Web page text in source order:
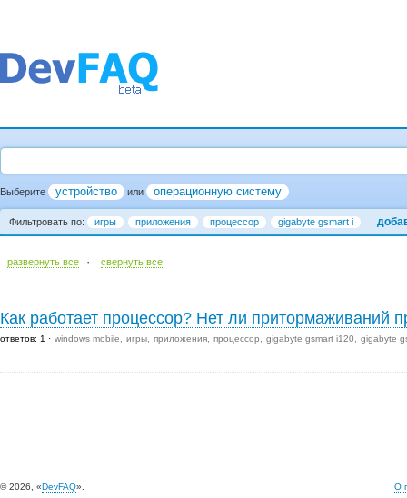
Выберите устройство или операционную систему
Фильтровать по: игры приложения процессор gigabyte gsmart i
развернуть все · cвернуть все
Как работает процессор? Нет ли притормаживаний
ответов: 1 windows mobile игры приложения процессор gigabyte gsmart i120 gigabyte
© 2026, «DevFAQ». О